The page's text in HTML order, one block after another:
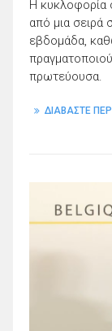
Η κυκλοφορία
από μια σειρά
εβδομάδα,
πρωτεύουσα.
ΔΙΑΒΑΣΤΕ